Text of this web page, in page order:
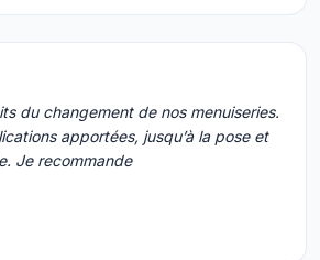
du changement de nos menuiseries.
apportées, jusqu’à la pose et
Je recommande